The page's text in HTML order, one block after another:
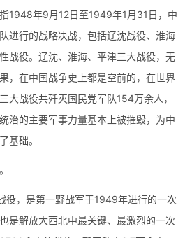
1948年9月12日至1949年1月31日，中
进行的战略决战，包括辽沈战役、淮海
战役。辽沈、淮海、平津三大战役，无
，在中国战争史上都是空前的，在世界
大战役共歼灭国民党军队154万余人，
治的主要军事力量基本上被摧毁，为中
基础。
役，是第一野战军于1949年进行的一次
是解放大西北中最关键、最激烈的一次